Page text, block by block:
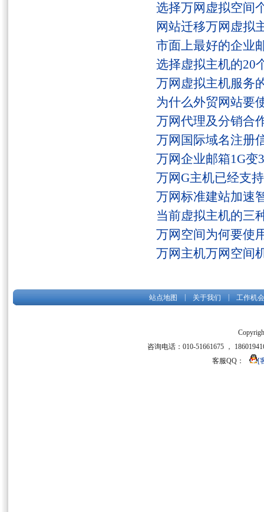
选择万网虚拟空间
网站迁移万网虚拟
市面上最好的企业
选择虚拟主机的20
万网虚拟主机服务
为什么外贸网站要
万网代理及分销合
万网国际域名注册
万网企业邮箱1G变
万网G主机已经支
万网标准建站加速
当前虚拟主机的三
万网空间为何要使
万网主机万网空间
站点地图 关于我们 工作机会
咨询电话：010-51661675 ，
客服QQ：
[